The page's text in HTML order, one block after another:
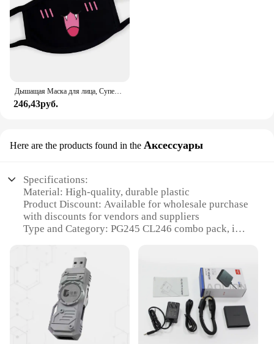
246,43руб.
Here are the products found in the Аксессуары
Specifications:
Material: High-quality, durable plastic
Product Discount: Available for wholesale purchase
with discounts for vendors and suppliers
Type and Category: PG245 CL246 combo pack, ink
to-install features
Usage and Purpose: Designed for optimal
performance in printing documents and photos
Typical Adaptive Scenario: Ideal for home, office,
or commercial printing environments
Shape or Size or Weight or Quantity: Standard size,
lightweight, and comes in a set of two cartridges